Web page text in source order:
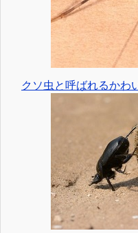
クソ虫と呼ばれるかわ